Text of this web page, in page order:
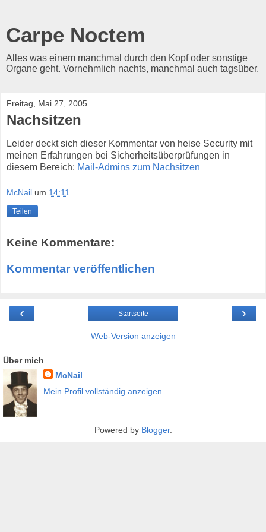
Carpe Noctem
Alles was einem manchmal durch den Kopf oder sonstige
Organe geht. Vornehmlich nachts, manchmal auch tagsüber.
Freitag, Mai 27, 2005
Nachsitzen
Leider deckt sich dieser Kommentar von heise Security mit
meinen Erfahrungen bei Sicherheitsüberprüfungen in
diesem Bereich: Mail-Admins zum Nachsitzen
McNail um 14:11
Teilen
Keine Kommentare:
Kommentar veröffentlichen
‹ ›
Startseite
Web-Version anzeigen
Über mich
McNail
Mein Profil vollständig anzeigen
Powered by Blogger.